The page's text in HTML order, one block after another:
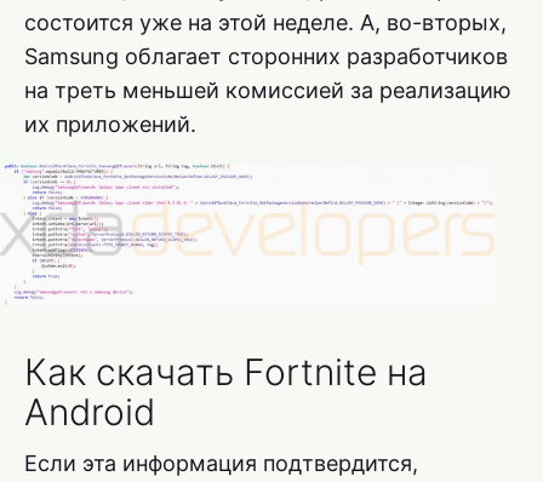
состоится уже на этой неделе. А, во-вторых,
Samsung облагает сторонних разработчиков
на треть меньшей комиссией за реализацию
их приложений.
Как скачать Fortnite на
Android
Если эта информация подтвердится,